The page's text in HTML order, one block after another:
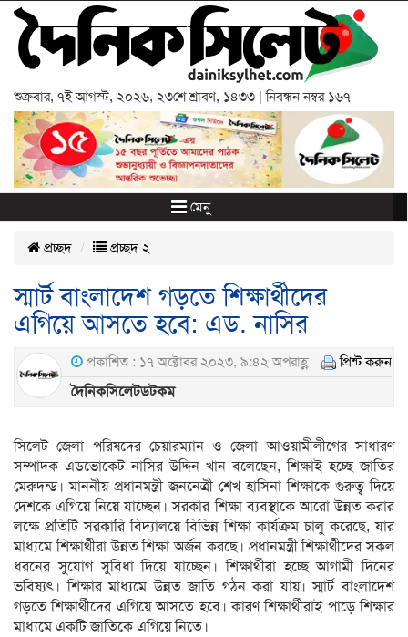
শুক্রবার, ৭ই আগস্ট, ২০২৬, ২৩শে শ্রাবণ, ১৪৩৩ | নিবন্ধন নম্বর ১৬৭
মেনু
প্রচ্ছদ প্রচ্ছদ ২
স্মার্ট বাংলাদেশ গড়তে শিক্ষার্থীদের
এগিয়ে আসতে হবে: এড. নাসির
প্রকাশিত : ১৭ অক্টোবর ২০২৩, ৯:৪২ অপরাহ্ণ প্রিন্ট করুন
দৈনিকসিলেটডটকম
সিলেট জেলা পরিষদের চেয়ারম্যান ও জেলা আওয়ামীলীগের সাধারণ
সম্পাদক এডভোকেট নাসির উদ্দিন খান বলেছেন, শিক্ষাই হচ্ছে জাতির
মেরুদন্ড। মাননীয় প্রধানমন্ত্রী জননেত্রী শেখ হাসিনা শিক্ষাকে গুরুত্ব দিয়ে
দেশকে এগিয়ে নিয়ে যাচ্ছেন। সরকার শিক্ষা ব্যবস্থাকে আরো উন্নত করার
লক্ষে প্রতিটি সরকারি বিদ্যালয়ে বিভিন্ন শিক্ষা কার্যক্রম চালু করেছে, যার
মাধ্যমে শিক্ষার্থীরা উন্নত শিক্ষা অর্জন করছে। প্রধানমন্ত্রী শিক্ষার্থীদের সকল
ধরনের সুযোগ সুবিধা দিয়ে যাচ্ছেন। শিক্ষার্থীরা হচ্ছে আগামী দিনের
ভবিষ্যৎ। শিক্ষার মাধ্যমে উন্নত জাতি গঠন করা যায়। স্মার্ট বাংলাদেশ
গড়তে শিক্ষার্থীদের এগিয়ে আসতে হবে। কারণ শিক্ষার্থীরাই পাড়ে শিক্ষার
মাধ্যমে একটি জাতিকে এগিয়ে নিতে।